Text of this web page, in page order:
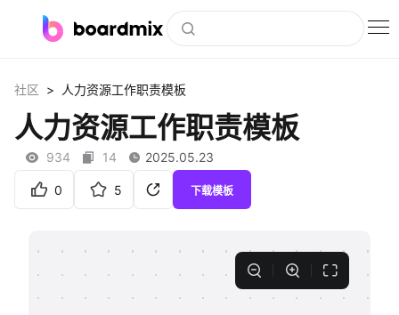
社区资源
下载
社区 > 人力资源工作职责模板
人力资源工作职责模板
934 14 2025.05.23
0 5 下载模板